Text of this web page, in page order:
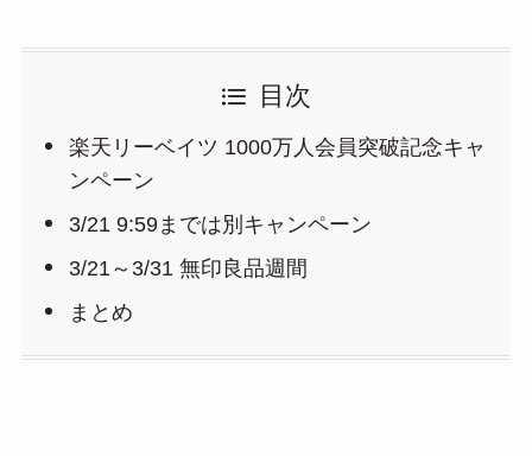
目次
楽天リーベイツ 1000万人会員突破記念キャ
ンペーン
3/21 9:59までは別キャンペーン
3/21～3/31 無印良品週間
まとめ